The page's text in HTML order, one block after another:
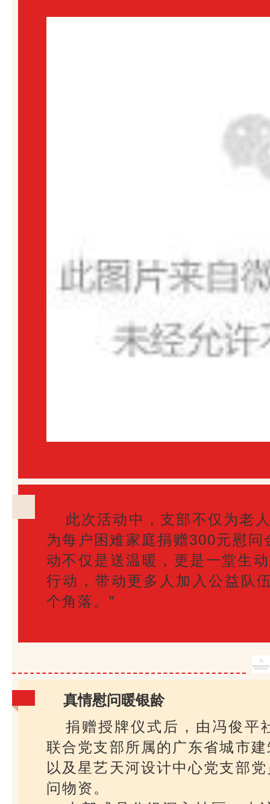
此次活动中，支部不仅为老
为每户困难家庭捐赠300元慰
动不仅是送温暖，更是一堂生
行动，带动更多人加入公益队
个角落。”
真情慰问暖银龄
捐赠授牌仪式后，由冯俊平
联合党支部所属的广东省城市
以及星艺天河设计中心党支部
问物资。